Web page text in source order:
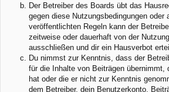
Der Betreiber des Boards übt das
gegen diese Nutzungsbedingungen oder
veröffentlichten Regeln kann der
zeitweise oder dauerhaft von der
ausschließen und dir ein Hausverbot
Du nimmst zur Kenntnis, dass der
für die Inhalte von Beiträgen
hat oder die er nicht zur Kenntnis
dem Betreiber, dein Benutzerkonto,